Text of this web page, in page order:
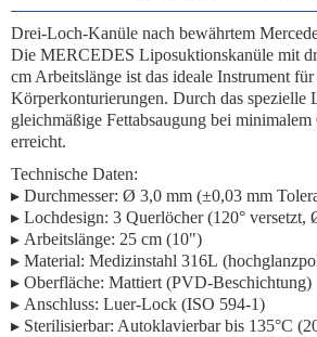
Drei-Loch-Kanüle nach bewährtem
Die MERCEDES Liposuktionskanüle mit
cm Arbeitslänge ist das ideale Instrument
Körperkonturierungen. Durch das spezielle
gleichmäßige Fettabsaugung bei minimalem
erreicht.
Technische Daten:
▸ Durchmesser: Ø 3,0 mm (±0,03 mm
▸ Lochdesign: 3 Querlöcher (120° versetzt,
▸ Arbeitslänge: 25 cm (10")
▸ Material: Medizinstahl 316L
▸ Oberfläche: Mattiert (PVD-Beschichtung)
▸ Anschluss: Luer-Lock (ISO 594-1)
▸ Sterilisierbar: Autoklavierbar bis 135°C